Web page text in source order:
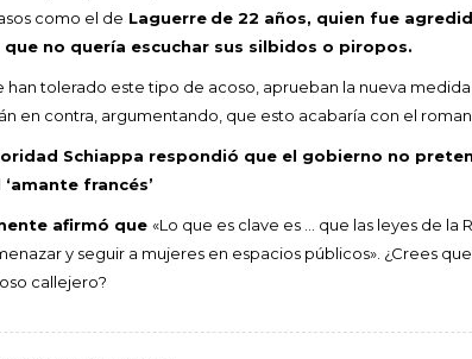
como el de Laguerre de 22 años, quien fue
que no quería escuchar sus silbidos o piropos.
han tolerado este tipo de acoso, aprueban la nueva
en contra, argumentando, que esto acabaría con el
Schiappa respondió que el gobierno no
francés’
afirmó que «Lo que es clave es … que las leyes de la
y seguir a mujeres en espacios públicos». ¿Crees
callejero?